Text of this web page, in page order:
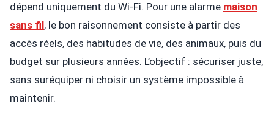
dépend uniquement du Wi-Fi. Pour une alarme maison
sans fil, le bon raisonnement consiste à partir des
accès réels, des habitudes de vie, des animaux, puis du
budget sur plusieurs années. L’objectif : sécuriser juste,
sans suréquiper ni choisir un système impossible à
maintenir.